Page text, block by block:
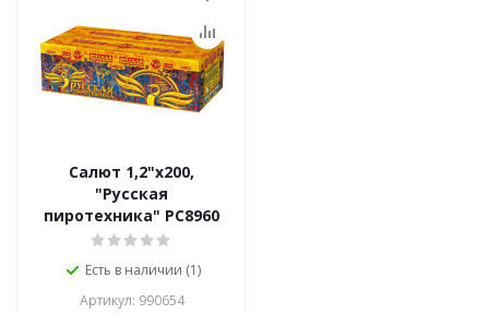
Салют 1,2"х200,
"Русская
пиротехника" РС8960
Есть в наличии (1)
Артикул: 990654